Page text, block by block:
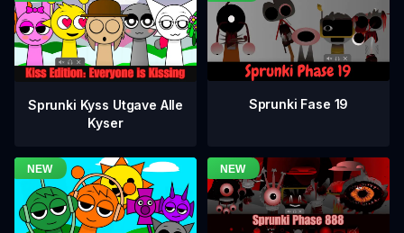
Sprunki Kyss Utgave Alle
Kyser
Sprunki Fase 19